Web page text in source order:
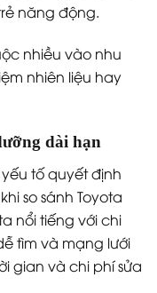
năng động.
nhiều vào nhu
nhiên liệu hay
dài hạn
tố quyết định
so sánh Toyota
nổi tiếng với chi
tìm và mạng lưới
gian và chi phí sửa